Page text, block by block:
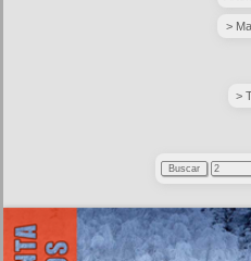
>
>